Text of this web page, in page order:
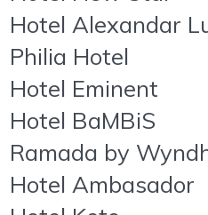
Hotel Alexandar
Philia Hotel
Hotel Eminent
Hotel BaMBiS
Ramada by
Hotel Ambasador